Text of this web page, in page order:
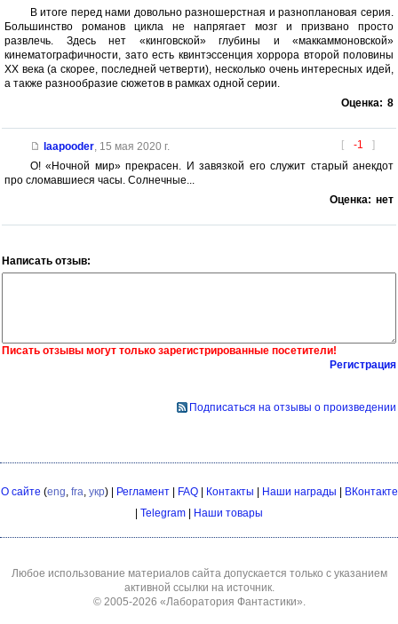
В итоге перед нами довольно разношерстная и разноплановая серия.
Большинство романов цикла не напрягает мозг и призвано просто
развлечь. Здесь нет «кинговской» глубины и «маккаммоновской»
кинематографичности, зато есть квинтэссенция хоррора второй половины
ХХ века (а скорее, последней четверти), несколько очень интересных идей,
а также разнообразие сюжетов в рамках одной серии.
Оценка: 8
[ -1 ]
laapooder, 15 мая 2020 г.
О! «Ночной мир» прекрасен. И завязкой его служит старый анекдот
про сломавшиеся часы. Солнечные...
Оценка: нет
Написать отзыв:
Писать отзывы могут только зарегистрированные посетители!
Регистрация
Подписаться на отзывы о произведении
О сайте (eng fra укр) | Регламент| FAQ| Контакты | Наши награды | ВКонтакте
| Telegram | Наши товары
Любое использование материалов сайта допускается только с указанием
активной ссылки на источник.
© 2005-2026 «Лаборатория Фантастики»